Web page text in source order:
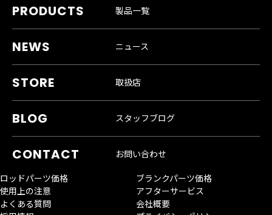
製品一覧
ニュース
取扱店
スタッフブログ
お問い合わせ
ロッドパーツ価格
ブランクパーツ価格
使用上の注意
アフターサービス
よくある質問
会社概要